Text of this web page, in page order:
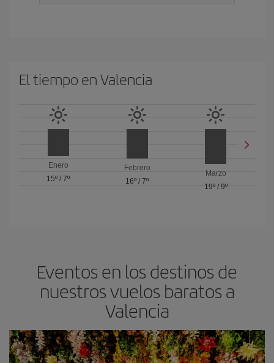
El tiempo en Valencia
Enero
15º /7º
Febrero
16º / 7º
Marzo
19º/ 9º
Eventos en los destinos de
nuestros vuelos baratos a
Valencia